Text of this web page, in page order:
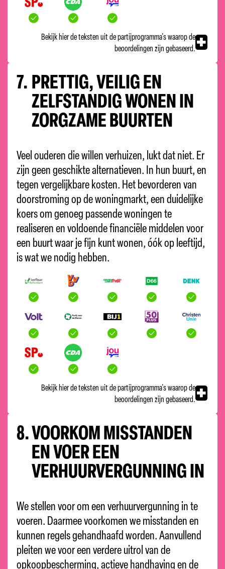
Bekijk hier de teksten uit de partijprogramma's waarop de
beoordelingen zijn gebaseerd.
7.PRETTIG, VEILIG EN
ZELFSTANDIG WONEN IN
ZORGZAME BUURTEN
Veel ouderen die willen verhuizen, lukt dat niet. Er
zijn geen geschikte alternatieven. In hun buurt, en
tegen vergelijkbare kosten. Het bevorderen van
doorstroming op de woningmarkt, een duidelijke
koers om genoeg passende woningen te
realiseren en voldoende financiële middelen voor
een buurt waar je fijn kunt wonen, óók op leeftijd,
is wat we nodig hebben.
Bekijk hier de teksten uit de partijprogramma's waarop de
beoordelingen zijn gebaseerd.
8.VOORKOM MISSTANDEN
EN VOER EEN
VERHUURVERGUNNING IN
We stellen voor om een verhuurvergunning in te
voeren. Daarmee voorkomen we misstanden en
kunnen regels gehandhaafd worden. Aanvullend
pleiten we voor een verdere uitrol van de
opkoopbescherming, actieve handhaving en de